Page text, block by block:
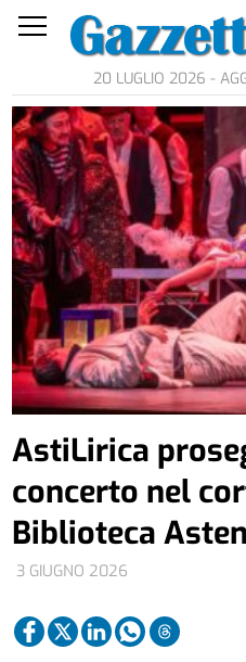
20 LUGLIO 2026 -
3 GIUGNO 2026
AstiLirica
concerto nel
Biblioteca